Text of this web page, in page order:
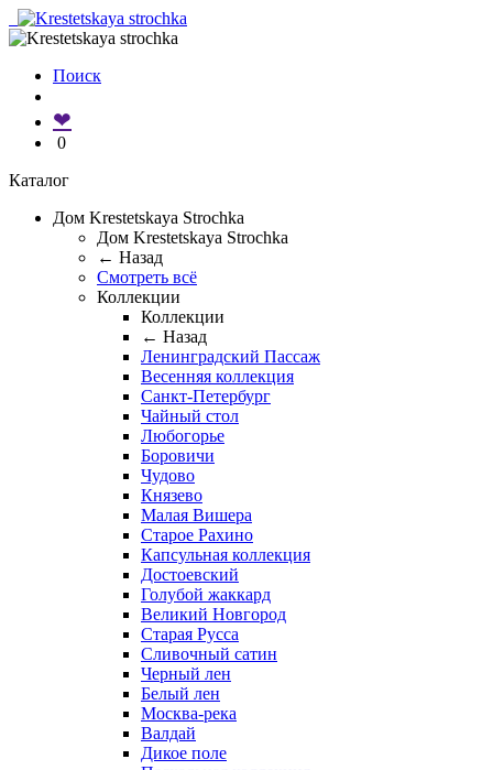
Поиск
❤
0
Каталог
Дом Krestetskaya Strochka
Дом Krestetskaya Strochka
← Назад
Смотреть всё
Коллекции
Коллекции
← Назад
Ленинградский Пассаж
Весенняя коллекция
Санкт-Петербург
Чайный стол
Любогорье
Боровичи
Чудово
Князево
Малая Вишера
Старое Рахино
Капсульная коллекция
Достоевский
Голубой жаккард
Великий Новгород
Старая Русса
Сливочный сатин
Черный лен
Белый лен
Москва-река
Валдай
Дикое поле